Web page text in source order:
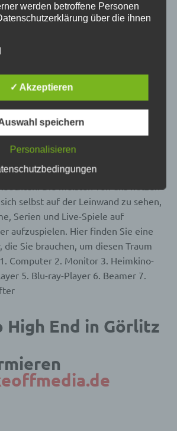
teilweise sehr digitalen Zeit. In
während wir auf einem Sofa
liegen blaue Schatten auf
– wenn wir nicht gerade aus
Hauses schauen, wie die Sterne
selbst auf der Leinwand zu sehen,
Serien und Live-Spiele auf
aufzuspielen. Hier finden Sie eine
die Sie brauchen, um diesen Traum
Computer 2. Monitor 3. Heimkino-
5. Blu-ray-Player 6. Beamer 7.
High End in Görlitz
werden betroffene Personen
über die ihnen
die Verarbeitung Verantwortlicher
und organisatorische
der über diese Internetseite
Daten
Dennoch können Internetbasierte
grundsätzlich
aufweisen, sodass ein absoluter
werden kann. Aus
es jeder betroffenen Person
beispielsweise telefonisch, an
beruht auf den
die durch den Europäischen
Verordnungsgeber beim Erlass
Grundverordnung (DS-GVO)
Unsere Datenschutzerklärung
Öffentlichkeit als auch für
Geschäftspartner einfach
erläutern.
in dieser Datenschutzerklärung
Daten
identifizierte oder identifizierbare
✓ Akzeptieren
speichern
Personalisieren